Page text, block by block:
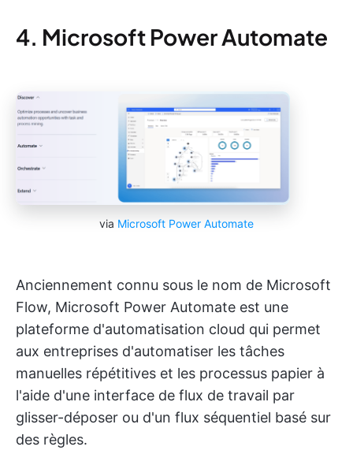
4. Microsoft Power Automate
via Microsoft Power Automate
Anciennement connu sous le nom de Microsoft
Flow, Microsoft Power Automate est une
plateforme d'automatisation cloud qui permet
aux entreprises d'automatiser les tâches
manuelles répétitives et les processus papier à
l'aide d'une interface de flux de travail par
glisser-déposer ou d'un flux séquentiel basé sur
des règles.